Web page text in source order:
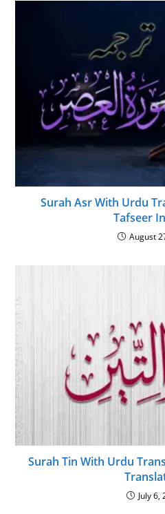
Surah Asr With Urdu
Tafseer
August
Surah Tin With Urdu
July 6,